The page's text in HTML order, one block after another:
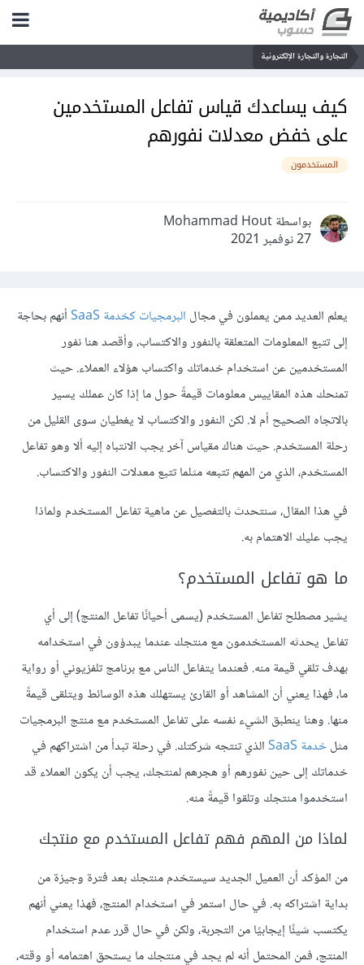
التجارة والتجارة الإلكترونية
كيف يساعدك قياس تفاعل المستخدمين
على خفض معدلات نفورهم
المستخدمون
بواسطة Mohammad Hout
27 نوفمبر 2021
يعلم العديد ممن يعملون في مجال البرمجيات كخدمة SaaS
أنهم بحاجة
إلى تتبع المعلومات المتعلقة بالنفور والاكتساب، وأقصد هنا نفور
المستخدمين عن استخدام خدماتك واكتساب هؤلاء العملاء. حيث
تمنحك هذه المقاييس معلومات قيمةً حول ما إذا كان عملك يسير
بالاتجاه الصحيح أم لا. لكن النفور والاكتساب لا يغطيان سوى القليل من
رحلة المستخدم. حيث هناك مقياس آخر يجب الانتباه إليه ألا وهو تفاعل
المستخدم، الذي من المهم تتبعه مثلما تتبع معدلات النفور والاكتساب.
في هذا المقال، سنتحدث بالتفصيل عن ماهية تفاعل المستخدم ولماذا
يجب عليك الاهتمام به.
ما هو تفاعل المستخدم؟
يشير مصطلح تفاعل المستخدم (يسمى أحيانًا تفاعل المنتج) إلى أي
تفاعل يحدثه المستخدمون مع منتجك عندما يبدؤون في استخدامه
بهدف تلقي قيمة منه. فعندما يتفاعل الناس مع برنامج تلفزيوني أو رواية
ما، فهذا يعني أن المشاهد أو القارئ يستهلك هذه الوسائط ويتلقى قيمةً
منها. وهنا ينطبق الشيء نفسه على تفاعل المستخدم مع منتج البرمجيات
مثلخدمة SaaS
الذي تنتجه شركتك. في رحلة تبدأ من اشتراكهم في
خدماتك إلى حين نفورهم أو هجرهم لمنتجك، يجب أن يكون العملاء قد
استخدموا منتجك وتلقوا قيمةً منه.
لماذا من المهم فهم تفاعل المستخدم مع منتجك
من المؤكد أن العميل الجديد سيستخدم منتجك بعد فترة وجيزة من
بداية اشتراكه به. في حال استمر في استخدام المنتج، فهذا يعني أنهم
يكتسب شيئًا إيجابيًا من التجربة، ولكن في حال قرر عدم استخدام
المنتج، فمن المحتمل أنه لم يجد في منتجك ما يستحق اهتمامه أو وقته،